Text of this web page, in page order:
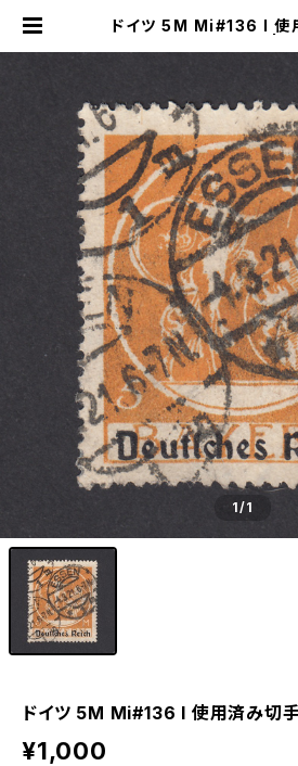
ドイツ 5M Mi#136 I 使
1/1
ドイツ 5M Mi#136 I 使用済み切
¥1,000